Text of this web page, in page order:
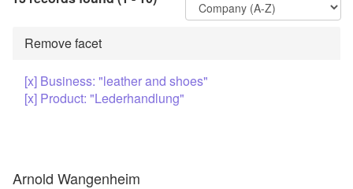
Remove facet
[x] Business: "leather and shoes"
[x] Product: "Lederhandlung"
Arnold Wangenheim